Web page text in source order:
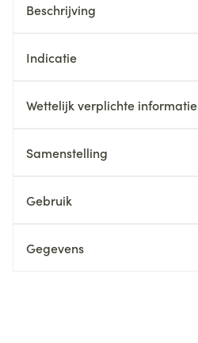
Beschrijving
Indicatie
Wettelijk verplichte informatie
Samenstelling
Gebruik
Gegevens